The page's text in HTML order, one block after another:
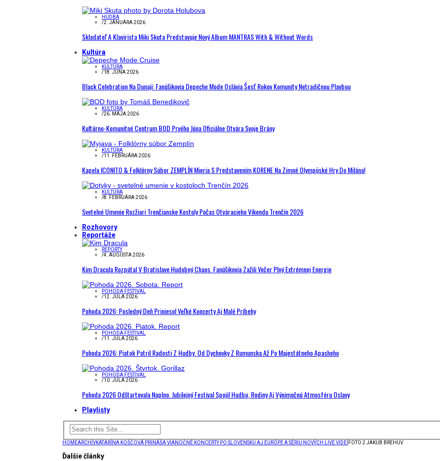
HUDBA
/2. JANUÁRA 2026
Skladateľ A Klavirista Miki Skuta Predstavuje Nový Album MANTRAS With & Without Words
Kultúra
KULTÚRA
/18. JÚNA 2026
Black Celebration Na Dunaji: Fanúšikovia Depeche Mode Oslávia Šesť Rokov Komunity Netradičnou Plavbou
KULTÚRA
/26. MÁJA 2026
Kultúrno-Komunitné Centrum BOD Prvého Júna Oficiálne Otvára Svoje Brány
KULTÚRA
/11. FEBRUÁRA 2026
Kapela ICONITO & Folklórny Súbor ZEMPLÍN Mieria S Predstavením KORENE Na Zimné Olympijské Hry Do Milána!
KULTÚRA
/8. FEBRUÁRA 2026
Svetelné Umenie Rozžiari Trenčianske Kostoly Počas Otváracieho Víkendu Trenčín 2026
Rozhovory
Reportáže
REPORTY
/4. AUGUSTA 2026
Kim Dracula Rozpútal V Bratislave Hudobný Chaos. Fanúšikovia Zažili Večer Plný Extrémnej Energie
POHODA FESTIVAL
/12. JÚLA 2026
Pohoda 2026: Posledný Deň Priniesol Veľké Koncerty Aj Malé Príbehy
POHODA FESTIVAL
/11. JÚLA 2026
Pohoda 2026: Piatok Patril Radosti Z Hudby. Od Dychovky Z Rumunska Až Po Majestátneho Apasheho
POHODA FESTIVAL
/10. JÚLA 2026
Pohoda 2026 Odštartovala Naplno. Jubilejný Festival Spojil Hudbu, Rodiny Aj Výnimočnú Atmosféru Oslavy
Playlisty
HOMEARCHÍVKATARÍNA KOŠČOVÁ PRINÁŠA VIANOČNÉ KONCERTY PO SLOVENSKU AJ EURÓPE A SÉRIU NOVÝCH LIVE VIDEÍ FOTO 2 JAKUB BREHUV
Ďalšie články